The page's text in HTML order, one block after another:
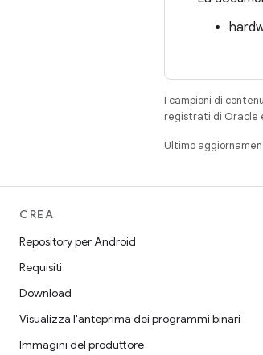
I campioni di
registrati di Oracle
Ultimo
CREA
Repository per Android
Requisiti
Download
Visualizza l'anteprima dei programmi binari
Immagini del produttore